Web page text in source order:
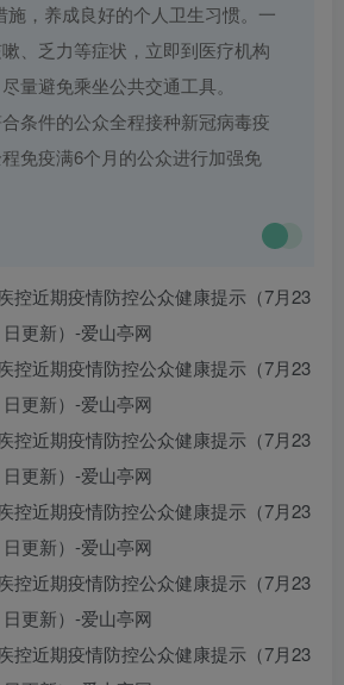
施，养成良好的个人卫生习惯。一
、乏力等症状，立即到医疗机构
量避免乘坐公共交通工具。
条件的公众全程接种新冠病毒疫
免疫满6个月的公众进行加强免